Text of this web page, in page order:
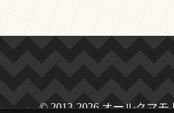
© 2013-2026 オールクマモ